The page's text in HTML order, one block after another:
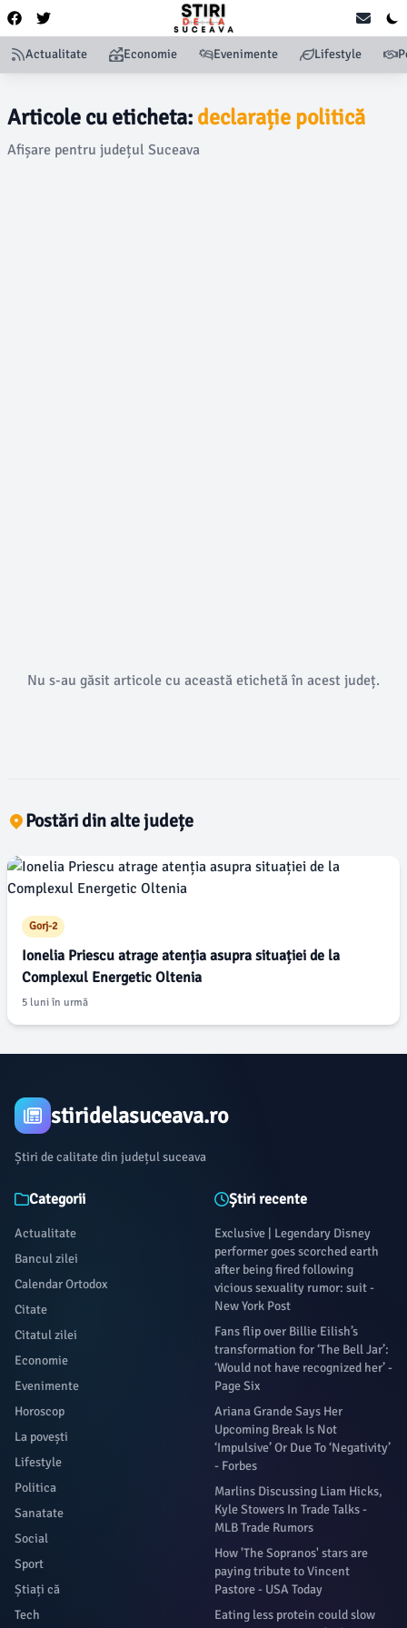
Actualitate Economie Evenimente Lifestyle
Articole cu eticheta: declarație politică
Afișare pentru județul Suceava
Nu s-au găsit articole cu această etichetă în acest județ.
Postări din alte județe
Gorj-2
Ionelia Priescu atrage atenția asupra situației de la
Complexul Energetic Oltenia
5 luni în urmă
stiridelasuceava.ro
Știri de calitate din județul suceava
Categorii
Actualitate
Bancul zilei
Calendar Ortodox
Citate
Citatul zilei
Economie
Evenimente
Horoscop
La povești
Lifestyle
Politica
Sanatate
Social
Sport
Știați că
Tech
Știri recente
Exclusive | Legendary Disney
performer goes scorched earth
after being fired following
vicious sexuality rumor: suit -
New York Post
Fans flip over Billie Eilish’s
transformation for ‘The Bell Jar’:
‘Would not have recognized her’ -
Page Six
Ariana Grande Says Her
Upcoming Break Is Not
‘Impulsive’ Or Due To ‘Negativity’
- Forbes
Marlins Discussing Liam Hicks,
Kyle Stowers In Trade Talks -
MLB Trade Rumors
How 'The Sopranos' stars are
paying tribute to Vincent
Pastore - USA Today
Eating less protein could slow